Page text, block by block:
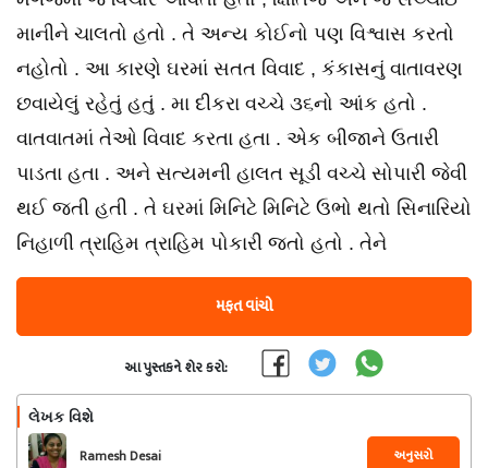
માનીને ચાલતો હતો . તે અન્ય કોઈનો પણ વિશ્વાસ કરતો
નહોતો . આ કારણે ઘરમાં સતત વિવાદ , કંકાસનું વાતાવરણ
છવાયેલું રહેતું હતું . મા દીકરા વચ્ચે ૩૬નો આંક હતો .
વાતવાતમાં તેઓ વિવાદ કરતા હતા . એક બીજાને ઉતારી
પાડતા હતા . અને સત્યમની હાલત સૂડી વચ્ચે સોપારી જેવી
થઈ જતી હતી . તે ઘરમાં મિનિટે મિનિટે ઉભો થતો સિનારિયો
નિહાળી ત્રાહિમ ત્રાહિમ પોકારી જતો હતો . તેને
મફત વાંચો
આ પુસ્તકને શેર કરો:
લેખક વિશે
Ramesh Desai અનુસરો